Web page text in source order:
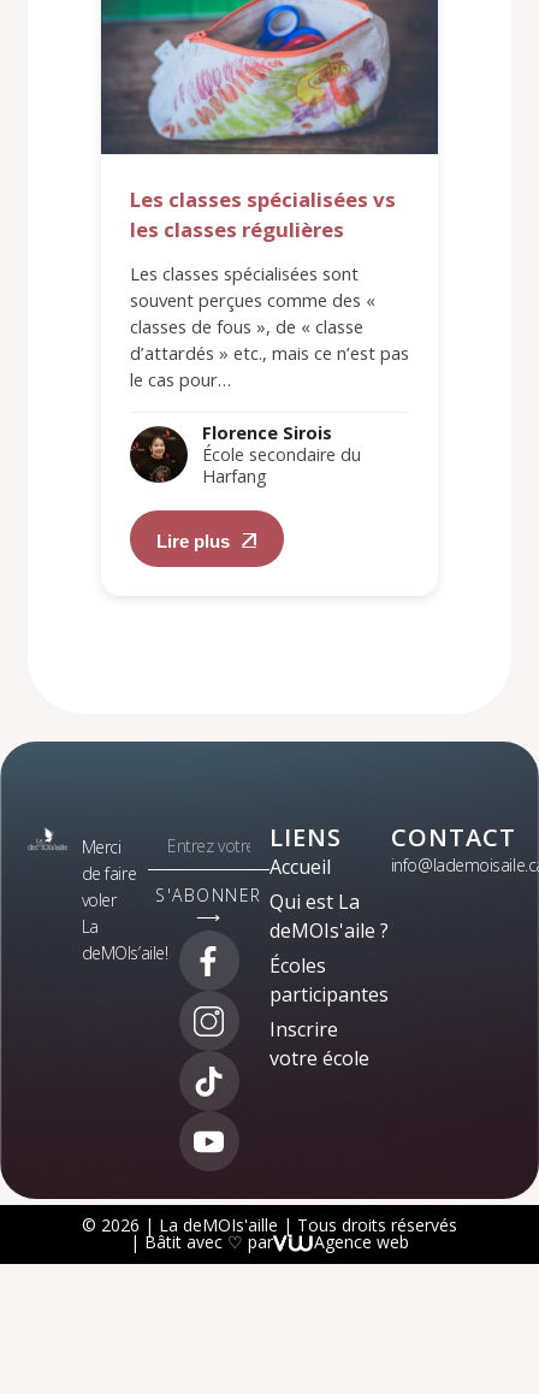
Les classes spécialisées vs
les classes régulières
Les classes spécialisées sont
souvent perçues comme des «
classes de fous », de « classe
d’attardés » etc., mais ce n’est pas
le cas pour…
Florence Sirois
École secondaire du
Harfang
Lire plus
Merci
de faire
voler
La
deMOIs’aile!
S'ABONNER
⟶
LIENS
Accueil
Qui est La
deMOIs'aile ?
Écoles
participantes
Inscrire
votre école
CONTACT
© 2026 | La deMOIs'aille | Tous droits réservés
| Bâtit avec ♡ par Agence web